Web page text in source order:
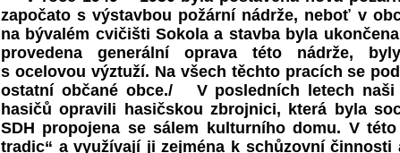
započato s výstavbou požární nádrže, neboť v
na bývalém cvičišti Sokola a stavba byla
provedena generální oprava této nádrže,
s ocelovou výztuží. Na všech těchto pracích se
ostatní občané obce./ V posledních letech naši
hasičů opravili hasičskou zbrojnici, která byla
SDH propojena se sálem kulturního domu. V
tradic“ a využívají ji zejména k schůzovní